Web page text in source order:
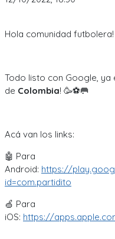
Hola comunidad futbolera!
Todo listo con Google, ya
de Colombia! 🥳⚽🥅
Acá van los links:
🤖 Para
Android: https://
id=com.partidito
🍏 Para
iOS: https://